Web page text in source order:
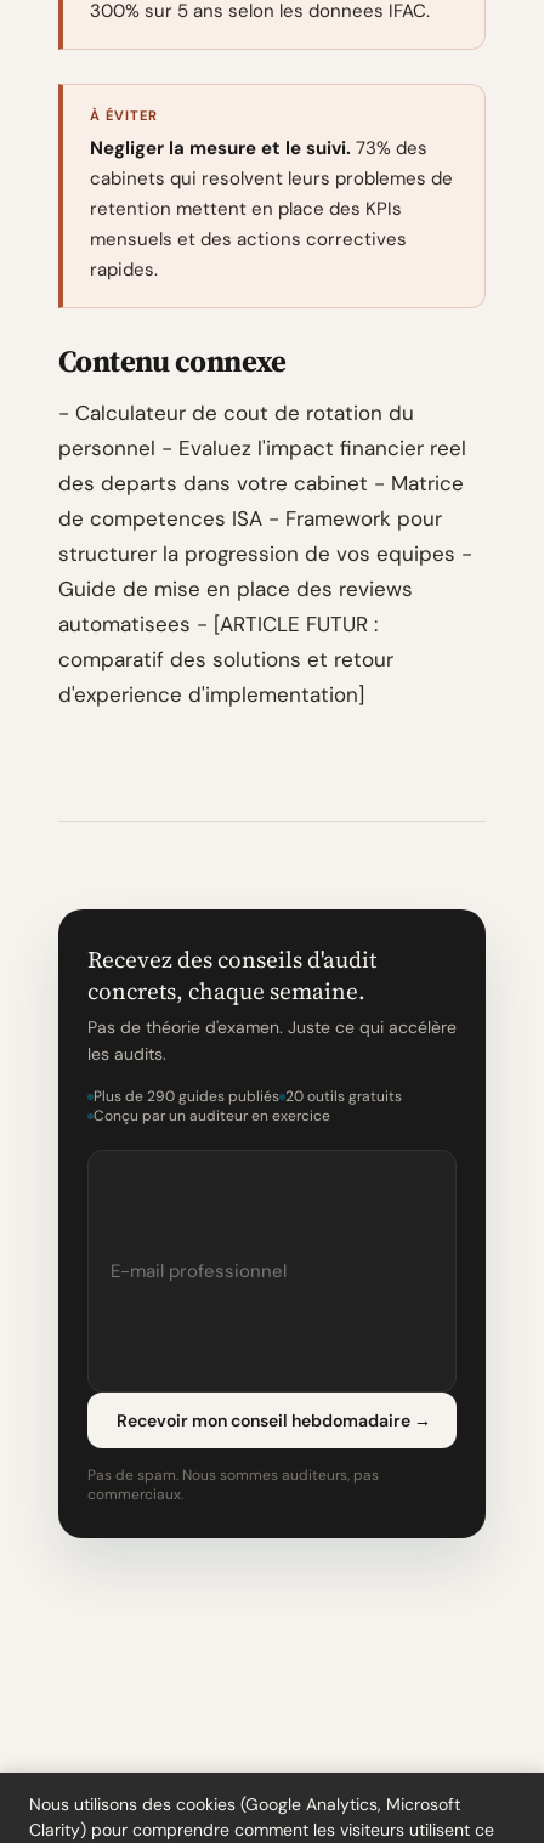
300% sur 5 ans selon les donnees IFAC.
À ÉVITER
Negliger la mesure et le suivi. 73% des
cabinets qui resolvent leurs problemes de
retention mettent en place des KPIs
mensuels et des actions correctives
rapides.
Contenu connexe
- Calculateur de cout de rotation du
personnel - Evaluez l'impact financier reel
des departs dans votre cabinet - Matrice
de competences ISA - Framework pour
structurer la progression de vos equipes -
Guide de mise en place des reviews
automatisees - [ARTICLE FUTUR :
comparatif des solutions et retour
d'experience d'implementation]
Recevez des conseils d'audit
concrets, chaque semaine.
Pas de théorie d'examen. Juste ce qui accélère
les audits.
Plus de 290 guides publiés 20 outils gratuits
Conçu par un auditeur en exercice
Recevoir mon conseil hebdomadaire →
Pas de spam. Nous sommes auditeurs, pas
commerciaux.
Nous utilisons des cookies (Google Analytics, Microsoft
Clarity) pour comprendre comment les visiteurs utilisent ce